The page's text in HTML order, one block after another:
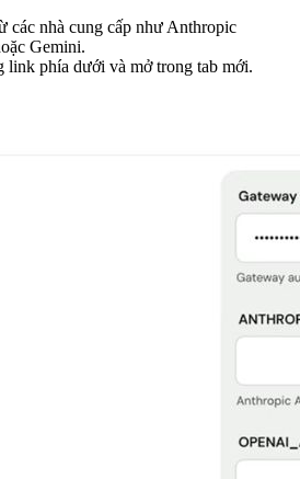
các nhà cung cấp như Anthropic
Gemini.
link phía dưới và mở trong tab mới.